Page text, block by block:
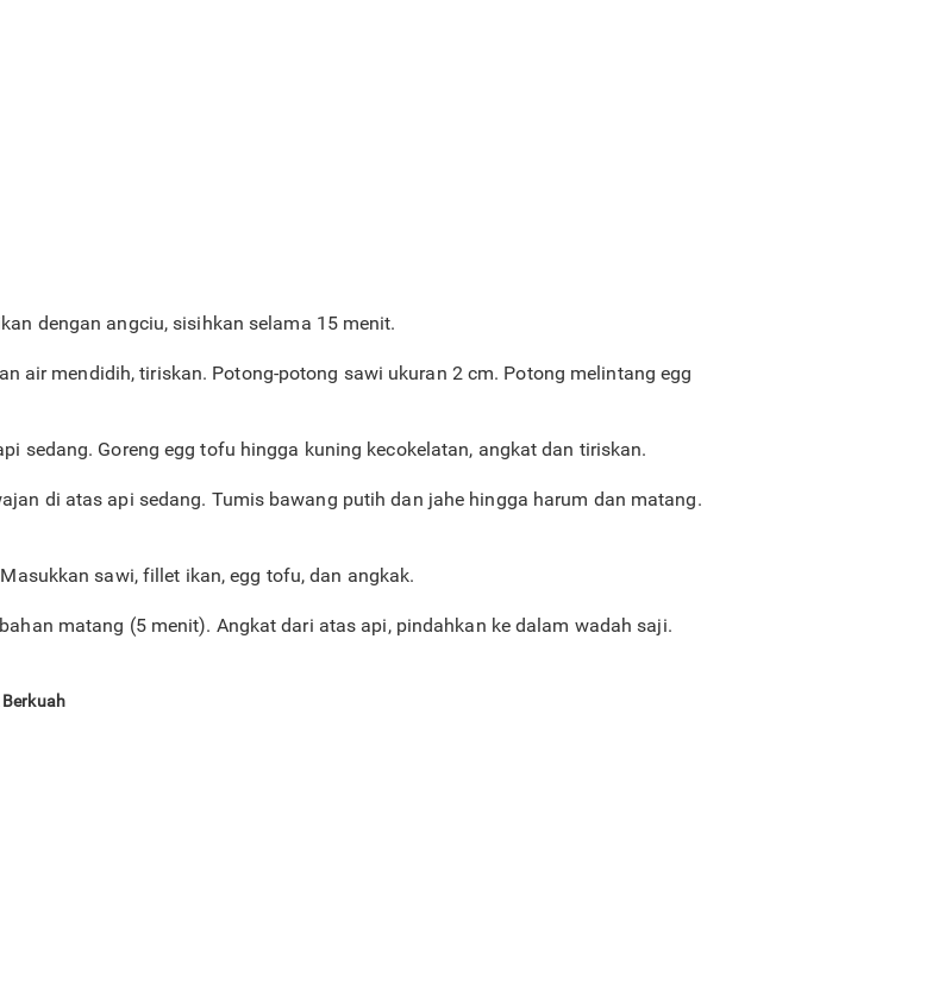
dengan angciu, sisihkan selama 15 menit.
air mendidih, tiriskan. Potong-potong sawi ukuran 2 cm. Potong melintang egg
sedang. Goreng egg tofu hingga kuning kecokelatan, angkat dan tiriskan.
di atas api sedang. Tumis bawang putih dan jahe hingga harum dan matang.
sawi, fillet ikan, egg tofu, dan angkak.
matang (5 menit). Angkat dari atas api, pindahkan ke dalam wadah saji.